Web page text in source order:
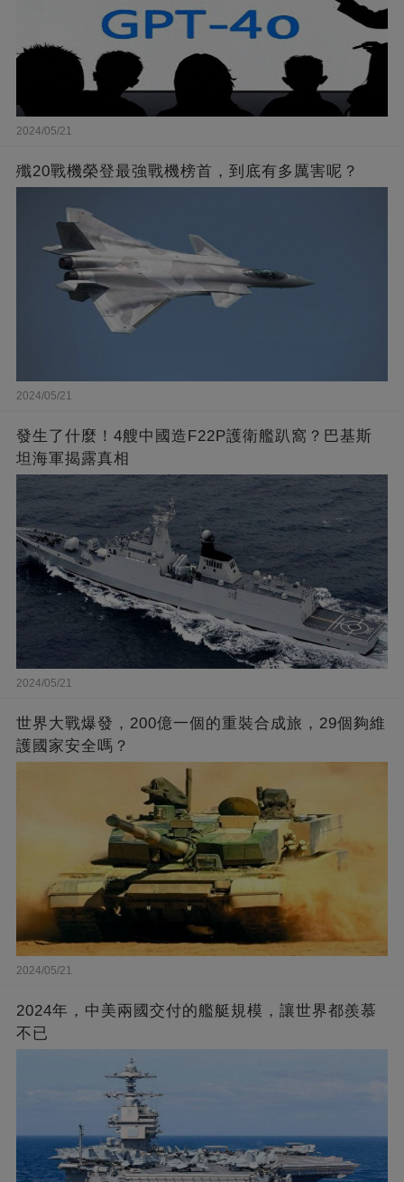
2024/05/21
殲20戰機榮登最強戰機榜首，到底有多厲害呢？
2024/05/21
發生了什麼！4艘中國造F22P護衛艦趴窩？巴基斯
坦海軍揭露真相
2024/05/21
世界大戰爆發，200億一個的重裝合成旅，29個夠維
護國家安全嗎？
2024/05/21
2024年，中美兩國交付的艦艇規模，讓世界都羨慕
不已